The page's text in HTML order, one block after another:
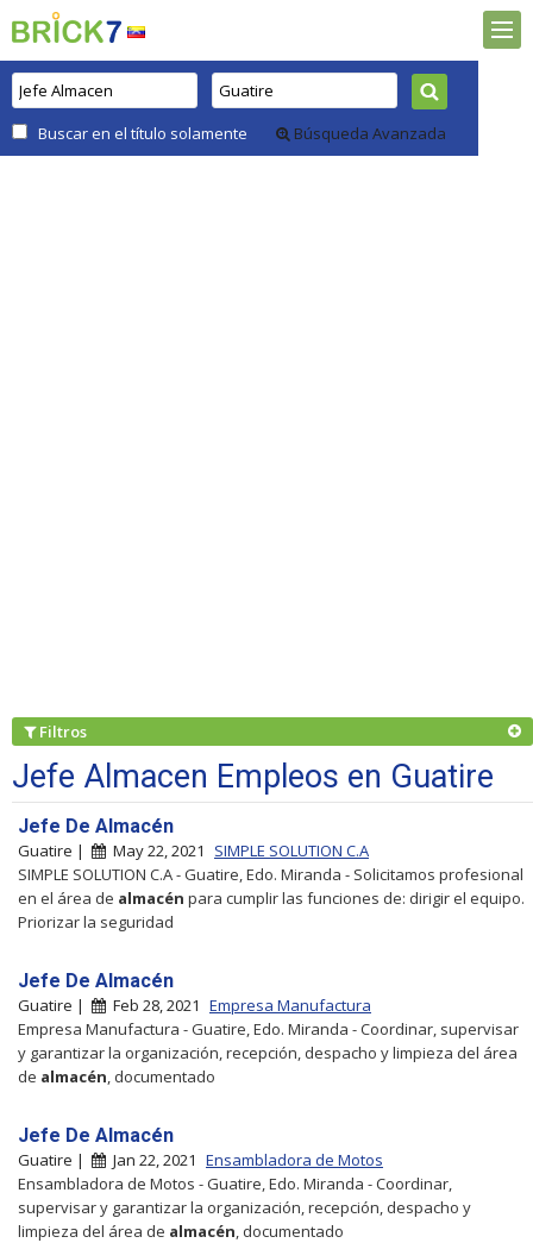
Buscar en el título solamente Búsqueda Avanzada
Filtros
Jefe Almacen Empleos en Guatire
Jefe De Almacén
Guatire | May 22, 2021
SIMPLE SOLUTION C.A
SIMPLE SOLUTION C.A - Guatire, Edo. Miranda - Solicitamos profesional
en el área de almacén para cumplir las funciones de: dirigir el equipo.
Priorizar la seguridad
Jefe De Almacén
Guatire | Feb 28, 2021 Empresa Manufactura
Empresa Manufactura - Guatire, Edo. Miranda - Coordinar, supervisar
y garantizar la organización, recepción, despacho y limpieza del área
de almacén , documentado
Jefe De Almacén
Guatire | Jan 22, 2021 Ensambladora de Motos
Ensambladora de Motos - Guatire, Edo. Miranda - Coordinar,
supervisar y garantizar la organización, recepción, despacho y
limpieza del área de almacén , documentado